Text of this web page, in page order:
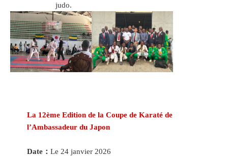
judo.
La 12ème Edition de la Coupe de Karaté de
l’Ambassadeur du Japon
Date：Le 24 janvier 2026